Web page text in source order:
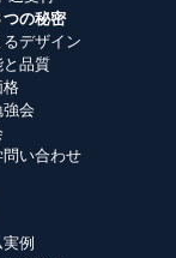
の秘密
デザイン
と品質
格
会
い合わせ
例